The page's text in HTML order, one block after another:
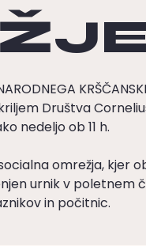
Društva
nedeljo ob 11 h.
omrežja, kjer
urnik v poletnem
in počitnic.